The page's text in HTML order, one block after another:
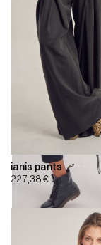
ianis pants
227,38€